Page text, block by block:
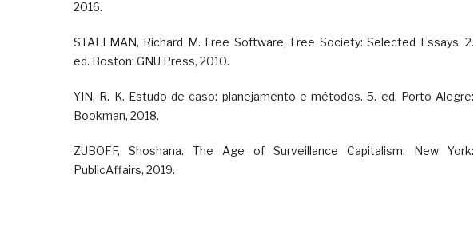
2016.
STALLMAN, Richard M. Free Software, Free Society: Selected Essays. 2.
ed. Boston: GNU Press, 2010.
YIN, R. K. Estudo de caso: planejamento e métodos. 5. ed. Porto Alegre:
Bookman, 2018.
ZUBOFF, Shoshana. The Age of Surveillance Capitalism. New York:
PublicAffairs, 2019.